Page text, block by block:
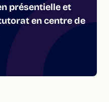
présentielle et
en centre de